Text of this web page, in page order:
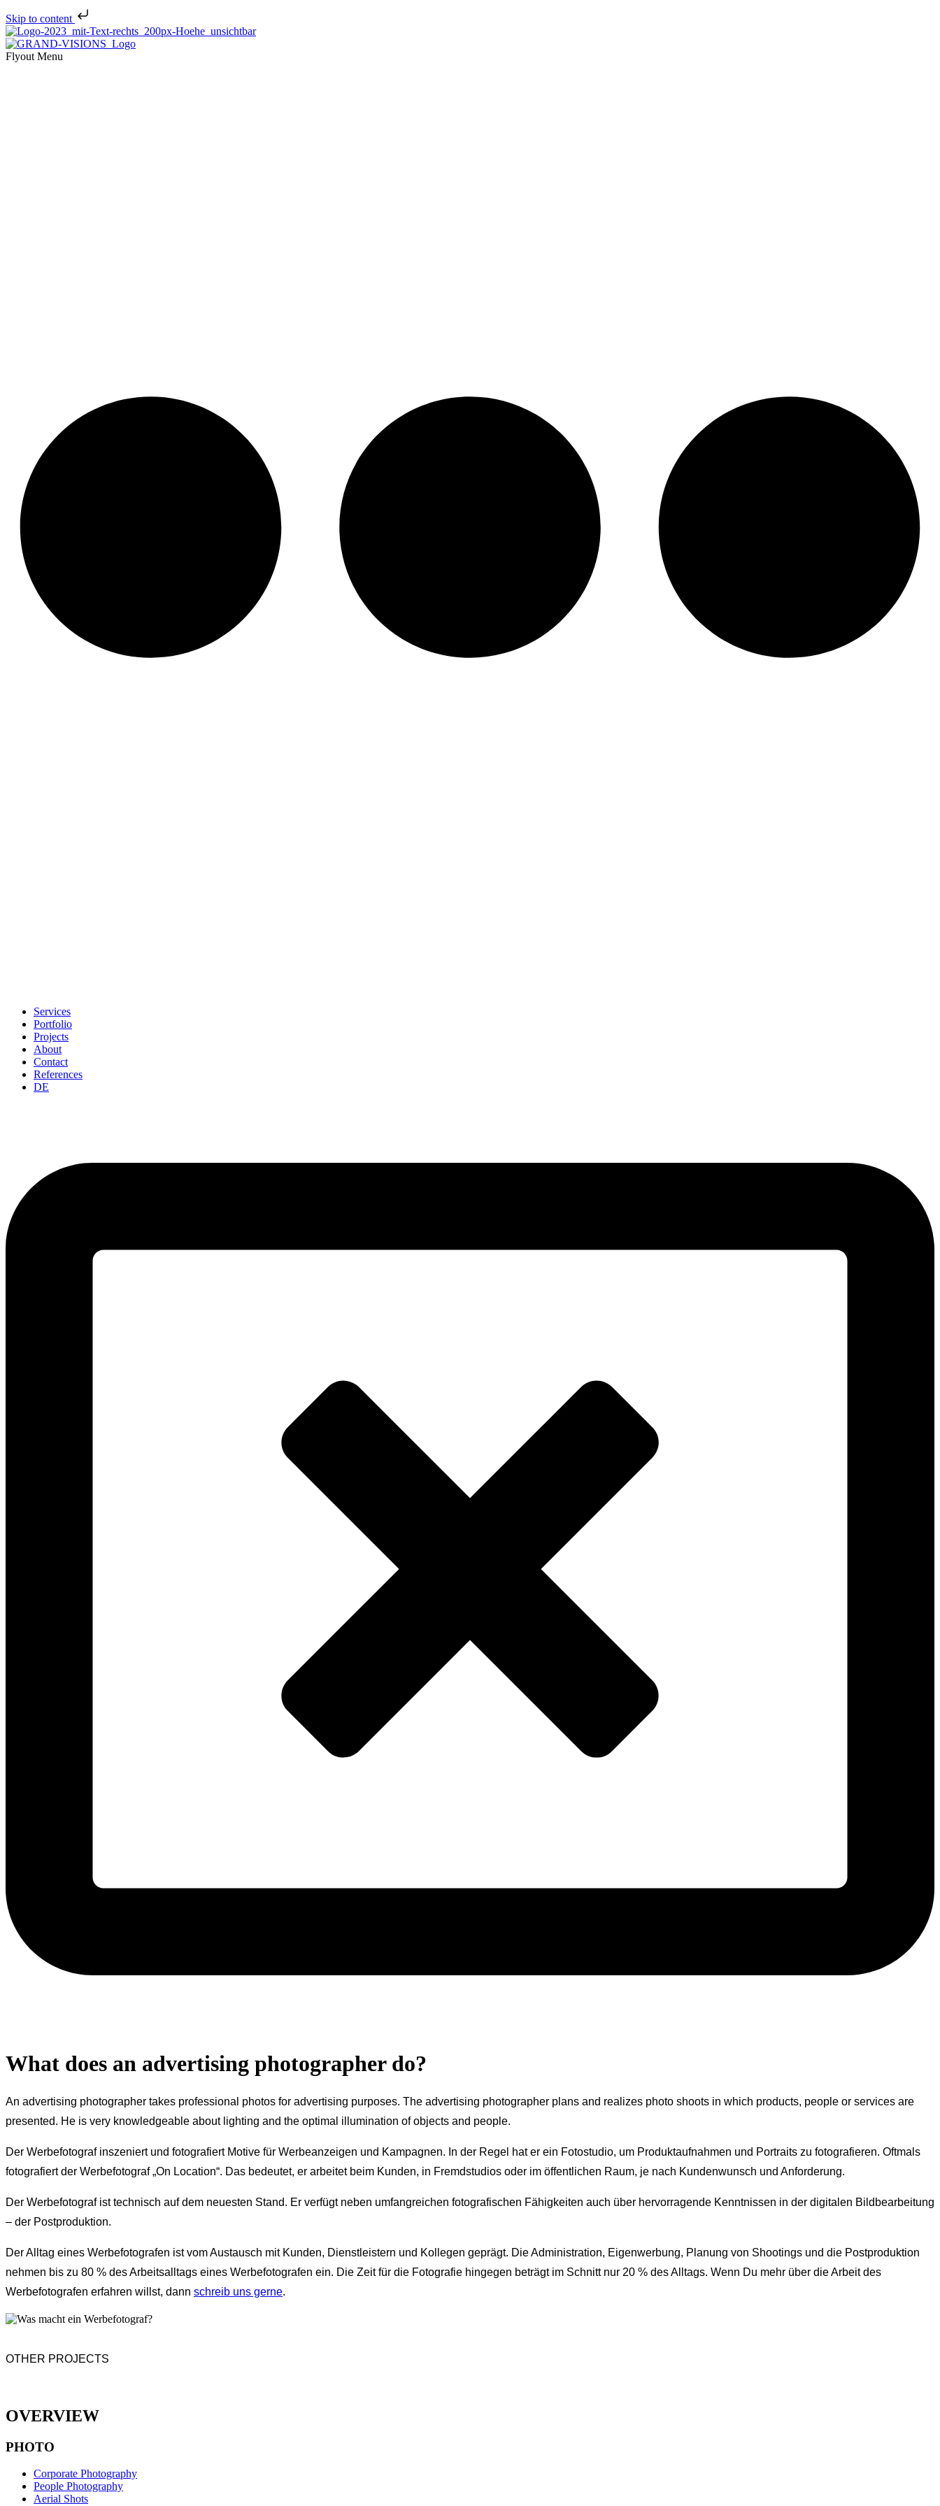
Skip to content
Flyout Menu
Services
Portfolio
Projects
About
Contact
References
DE
What does an advertising photographer do?
An advertising photographer takes professional photos for advertising purposes. The advertising photographer plans and realizes photo shoots in which products, people or services are
presented. He is very knowledgeable about lighting and the optimal illumination of objects and people.
Der Werbefotograf inszeniert und fotografiert Motive für Werbeanzeigen und Kampagnen. In der Regel hat er ein Fotostudio, um Produktaufnahmen und Portraits zu fotografieren. Oftmals
fotografiert der Werbefotograf „On Location“. Das bedeutet, er arbeitet beim Kunden, in Fremdstudios oder im öffentlichen Raum, je nach Kundenwunsch und Anforderung.
Der Werbefotograf ist technisch auf dem neuesten Stand. Er verfügt neben umfangreichen fotografischen Fähigkeiten auch über hervorragende Kenntnissen in der digitalen Bildbearbeitung
– der Postproduktion.
Der Alltag eines Werbefotografen ist vom Austausch mit Kunden, Dienstleistern und Kollegen geprägt. Die Administration, Eigenwerbung, Planung von Shootings und die Postproduktion
nehmen bis zu 80 % des Arbeitsalltags eines Werbefotografen ein. Die Zeit für die Fotografie hingegen beträgt im Schnitt nur 20 % des Alltags. Wenn Du mehr über die Arbeit des
Werbefotografen erfahren willst, dann schreib uns gerne.
OTHER PROJECTS
OVERVIEW
PHOTO
Corporate Photography
People Photography
Aerial Shots